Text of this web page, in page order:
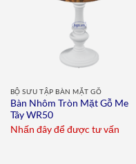
BỘ SƯU TẬP BÀN MẶT GỖ
Bàn Nhôm Tròn Mặt Gỗ Me
Tây WR50
Nhấn đây để được tư vấn